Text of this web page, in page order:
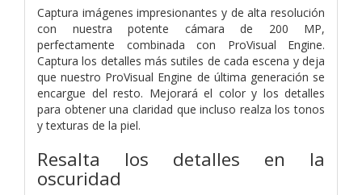
Captura imágenes impresionantes y de alta resolución
con nuestra potente cámara de 200 MP,
perfectamente combinada con ProVisual Engine.
Captura los detalles más sutiles de cada escena y deja
que nuestro ProVisual Engine de última generación se
encargue del resto. Mejorará el color y los detalles
para obtener una claridad que incluso realza los tonos
y texturas de la piel.
Resalta los detalles en la
oscuridad